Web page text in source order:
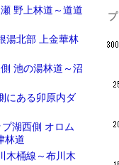
野上林道～道道
湯北部 上金華林
池の湯林道～沼
にある卯原内ダ
湖西側 オロム
林道
木桶線～布川木